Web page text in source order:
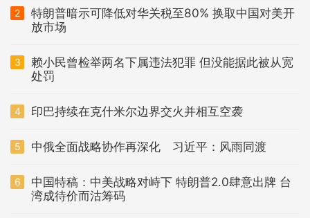
2
特朗普暗示可降低对华关税至80% 换取中国对美开
放市场
3
赖小民曾检举两名下属违法犯罪 但没能据此被从宽
处罚
4 印巴持续在克什米尔边界交火并相互空袭
5 中俄全面战略协作再深化 习近平：风雨同渡
6
中国特稿：中美战略对峙下 特朗普2.0肆意出牌 台
湾成待价而沽筹码